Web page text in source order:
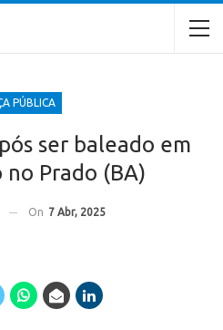
PÚBLICA
ser baleado em
Prado (BA)
On 7 Abr, 2025